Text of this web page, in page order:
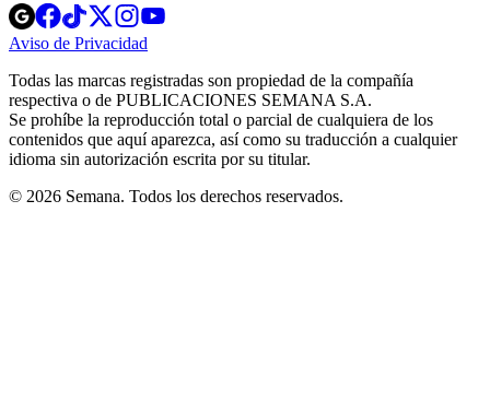
Opens
in
new
Opens
in
new
Opens
in
new
window
Opens
new
windowwindow
Aviso de Privacidad
new
window
Todas las marcas registradas son propiedad de la compañía
respectiva o de PUBLICACIONES SEMANA S.A.
Se prohíbe la reproducción total o parcial de cualquiera de los
contenidos que aquí aparezca, así como su traducción a cualquier
idioma sin autorización escrita por su titular.
© 2026 Semana. Todos los derechos reservados.